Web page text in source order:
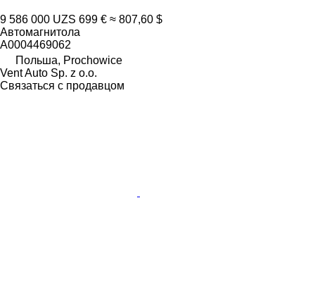
9 586 000 UZS 699 € ≈ 807,60 $
Автомагнитола
A0004469062
Польша, Prochowice
Vent Auto Sp. z o.o.
Связаться с продавцом